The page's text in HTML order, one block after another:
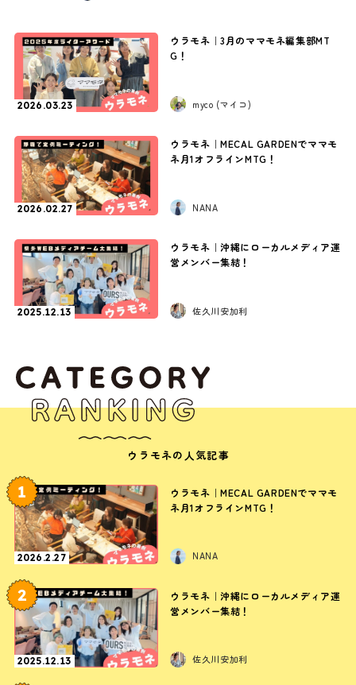
2026.03.23
ウラモネ｜3月のママモネ編集部MT
G！
myco (マイコ)
2026.02.27
ウラモネ｜MECAL GARDENでママモ
ネ月1オフラインMTG！
NANA
2025.12.13
ウラモネ｜沖縄にローカルメディア運
営メンバー集結！
佐久川安加利
ウラモネの人気記事
1
2026.2.27
ウラモネ｜MECAL GARDENでママモ
ネ月1オフラインMTG！
NANA
2
2025.12.13
ウラモネ｜沖縄にローカルメディア運
営メンバー集結！
佐久川安加利